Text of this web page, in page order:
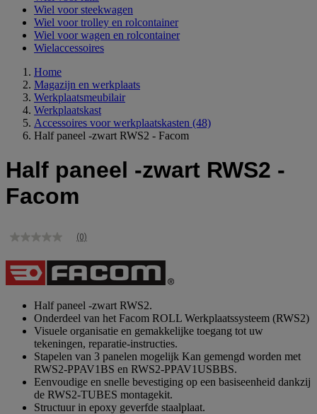
Wiel voor steekwagen
Wiel voor trolley en rolcontainer
Wiel voor wagen en rolcontainer
Wielaccessoires
Home
Magazijn en werkplaats
Werkplaatsmeubilair
Werkplaatskast
Accessoires voor werkplaatskasten (48)
Half paneel -zwart RWS2 - Facom
Half paneel -zwart RWS2 -
Facom
Geen
Dezelfde
paginalink.
(0)
Half paneel -zwart RWS2.
Onderdeel van het Facom ROLL Werkplaatssysteem (RWS2)
Visuele organisatie en gemakkelijke toegang tot uw
tekeningen, reparatie-instructies.
Stapelen van 3 panelen mogelijk Kan gemengd worden met
RWS2-PPAV1BS en RWS2-PPAV1USBBS.
Eenvoudige en snelle bevestiging op een basiseenheid dankzij
de RWS2-TUBES montagekit.
Structuur in epoxy geverfde staalplaat.